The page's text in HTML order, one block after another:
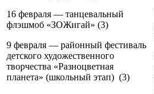
16 февраля — танцевальный
флэшмоб «ЗОЖигай» (3)
9 февраля — районный фестиваль
детского художественного
творчества «Разноцветная
планета» (школьный этап) (3)